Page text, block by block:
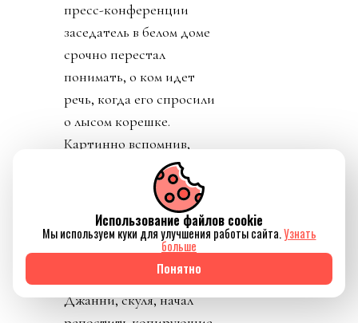
пресс-конференции
заседатель в белом доме
срочно перестал
понимать, о ком идет
речь, когда его спросили
о лысом корешке.
Картинно вспомнив,
дон заявил, что не
разговаривал с
Инфантино. Лишенный
благословения патрона,
скукожившийся до
размеров Волдеморта,
Джанни, скуля, начал
Использование файлов cookie
Мы используем куки для улучшения работы сайта.Узнать
больше
Понятно